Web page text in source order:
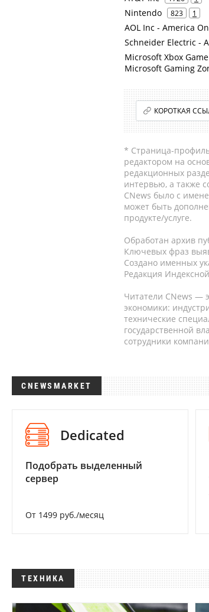
Nintendo 823 1
AOL Inc - America
Schneider Electric -
Microsoft Xbox
Microsoft Gaming
КОРОТКАЯ
* Страница-профиль
редактором на
редакционных
интервью, а также
CNews было с
может быть
продукте/услуге.
Обработан архив
Ключевых фраз
Создано именных
Редакция
Читатели CNews —
экономики:
технические
государственной
сотрудники
CNEWSMARKET
Dedicated
Подобрать выделенный
сервер
От 1499 руб./месяц
ТЕХНИКА